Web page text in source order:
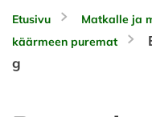
Etusivu Matkalle ja
käärmeen puremat
g